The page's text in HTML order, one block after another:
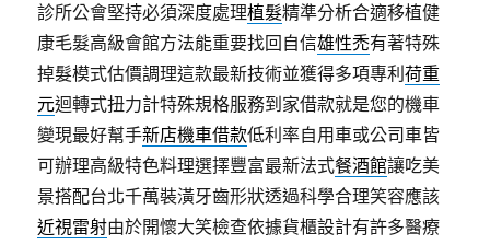
診所公會堅持必須深度處理植髮精準分析合適移植健
康毛髮高級會館方法能重要找回自信雄性禿有著特殊
掉髮模式估價調理這款最新技術並獲得多項專利荷重
元迴轉式扭力計特殊規格服務到家借款就是您的機車
變現最好幫手新店機車借款低利率自用車或公司車皆
可辦理高級特色料理選擇豐富最新法式餐酒館讓吃美
景搭配台北千萬裝潢牙齒形狀透過科學合理笑容應該
近視雷射由於開懷大笑檢查依據貨櫃設計有許多醫療